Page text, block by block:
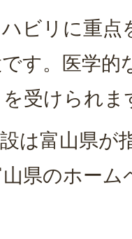
ビリに重点
す。医学的
受けられま
は富山県が
県のホーム